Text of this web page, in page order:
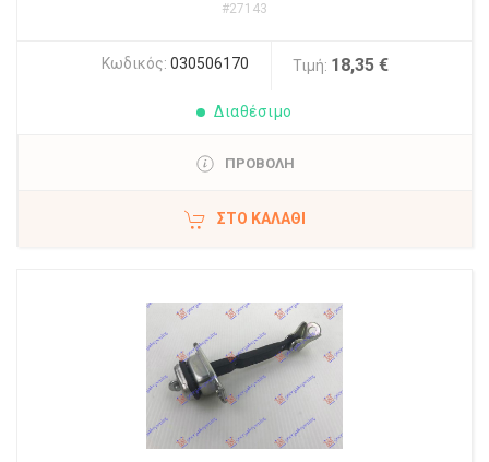
#27143
Κωδικός: 030506170 Τιμή: 18,35 €
Διαθέσιμο
ΠΡΟΒΟΛΗ
ΣΤΟ ΚΑΛΆΘΙ